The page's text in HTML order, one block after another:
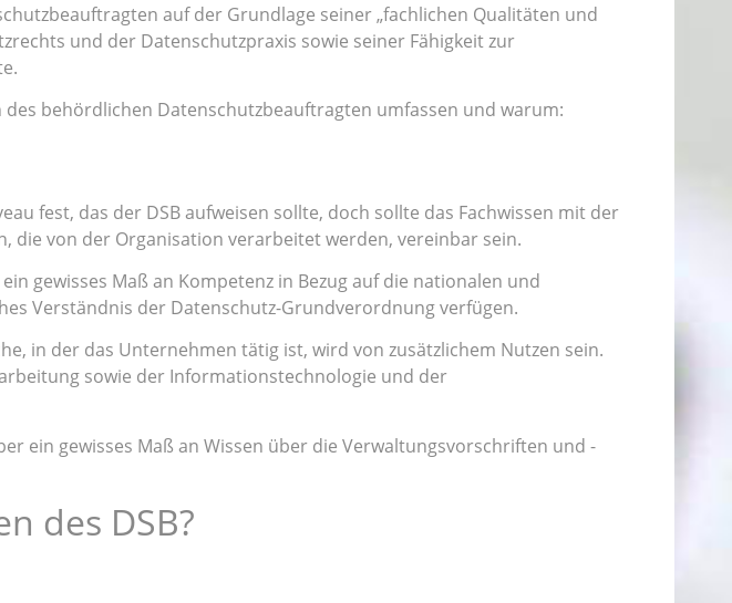
auf der Grundlage seiner „fachlichen Qualitäten und
und der Datenschutzpraxis sowie seiner Fähigkeit zur
behördlichen Datenschutzbeauftragten umfassen und warum:
fest, das der DSB aufweisen sollte, doch sollte das Fachwissen mit der
die von der Organisation verarbeitet werden, vereinbar sein.
gewisses Maß an Kompetenz in Bezug auf die nationalen und
Verständnis der Datenschutz-Grundverordnung verfügen.
in der das Unternehmen tätig ist, wird von zusätzlichem Nutzen sein.
sowie der Informationstechnologie und der
ein gewisses Maß an Wissen über die Verwaltungsvorschriften und -
des DSB?